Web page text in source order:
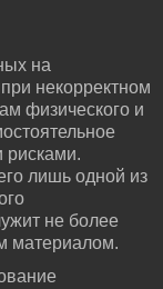
на
некорректном
физического и
рисками.
лишь одной из
не более
материалом.